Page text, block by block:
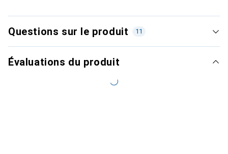
Questions sur le produit 11
Évaluations du produit